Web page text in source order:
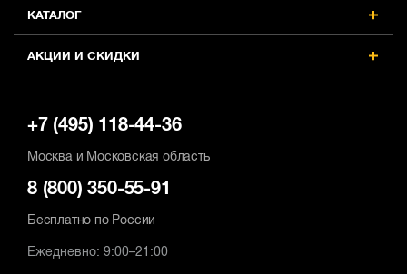
КАТАЛОГ
АКЦИИ И СКИДКИ
+7 (495) 118-44-36
Москва и Московская область
8 (800) 350-55-91
Бесплатно по России
Ежедневно: 9:00–21:00